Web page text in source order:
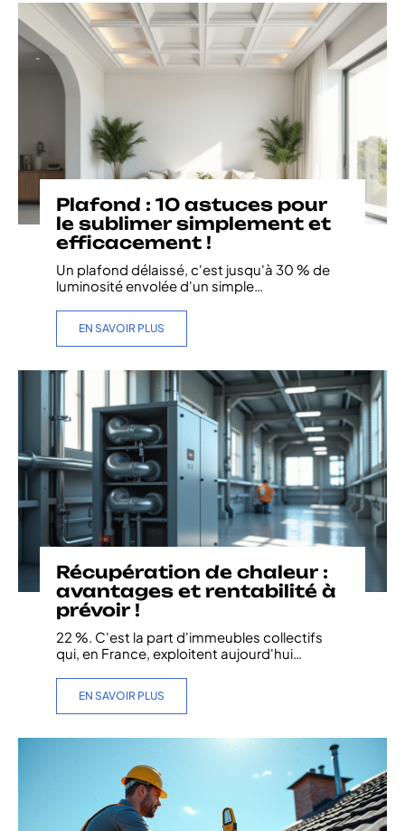
Plafond : 10 astuces pour
le sublimer simplement et
efficacement !
Un plafond délaissé, c'est jusqu'à 30 % de
luminosité envolée d'un simple…
EN SAVOIR PLUS
Récupération de chaleur :
avantages et rentabilité à
prévoir !
22 %. C'est la part d'immeubles collectifs
qui, en France, exploitent aujourd'hui…
EN SAVOIR PLUS